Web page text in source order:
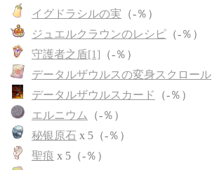
イグドラシルの実 （-％）
ジュエルクラウンのレシピ （-％）
守護者之盾[1] （-％）
データルザウルスの変身スクロール
データルザウルスカード
（-％）
エルニウム
（-％）
秘银原石 x 5（-％）
聖痕 x 5（-％）